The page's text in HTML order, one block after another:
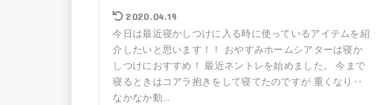
2020.04.19
今日は最近寝かしつけに入る時に使っているアイテムを紹
介したいと思います！！ おやすみホームシアターは寝か
しつけにおすすめ！ 最近ネントレを始めました。 今まで
寝るときはコアラ抱きをして寝てたのですが 重くなり‥
なかなか動...